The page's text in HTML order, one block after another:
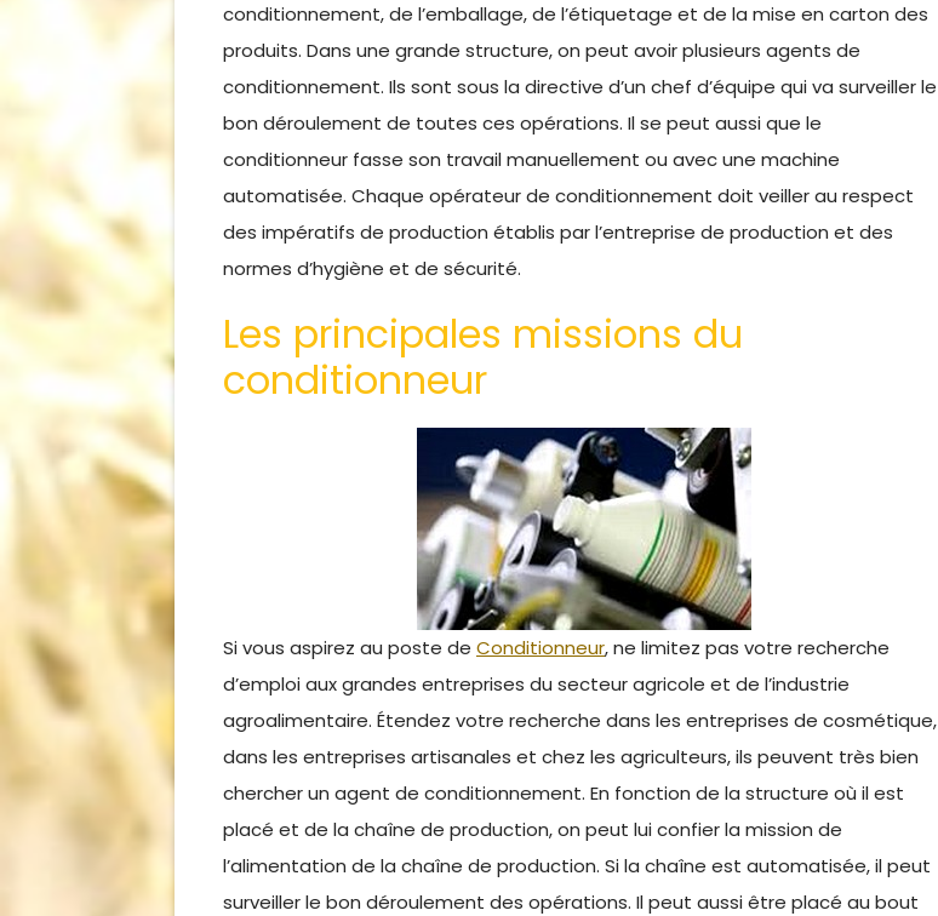
conditionnement, de l’emballage, de l’étiquetage et de la mise en carton des
produits. Dans une grande structure, on peut avoir plusieurs agents de
conditionnement. Ils sont sous la directive d’un chef d’équipe qui va surveiller le
bon déroulement de toutes ces opérations. Il se peut aussi que le
conditionneur fasse son travail manuellement ou avec une machine
automatisée. Chaque opérateur de conditionnement doit veiller au respect
des impératifs de production établis par l’entreprise de production et des
normes d’hygiène et de sécurité.
Les principales missions du
conditionneur
Si vous aspirez au poste de Conditionneur, ne limitez pas votre recherche
d’emploi aux grandes entreprises du secteur agricole et de l’industrie
agroalimentaire. Étendez votre recherche dans les entreprises de cosmétique,
dans les entreprises artisanales et chez les agriculteurs, ils peuvent très bien
chercher un agent de conditionnement. En fonction de la structure où il est
placé et de la chaîne de production, on peut lui confier la mission de
l’alimentation de la chaîne de production. Si la chaîne est automatisée, il peut
surveiller le bon déroulement des opérations. Il peut aussi être placé au bout